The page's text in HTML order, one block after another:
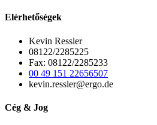
Elérhetőségek
Kevin Ressler
08122/2285225
Fax: 08122/2285233
00 49 151 22656507
kevin.ressler@ergo.de
Cég & Jog